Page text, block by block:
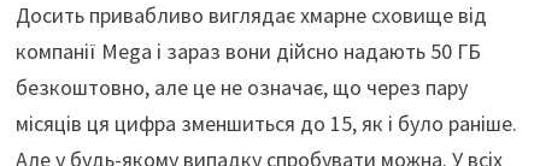
Досить привабливо виглядає хмарне сховище від
компанії Mega і зараз вони дійсно надають 50 ГБ
безкоштовно, але це не означає, що через пару
місяців ця цифра зменшиться до 15, як і було раніше.
Але у будь-якому випадку спробувати можна. У всіх